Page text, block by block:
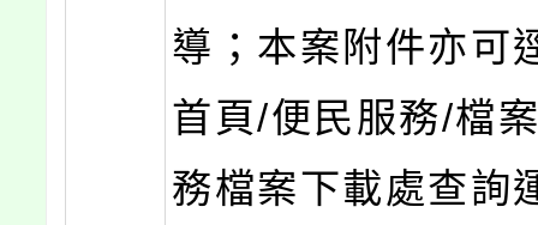
導；本案附件亦可
首頁/便民服務/檔
務檔案下載處查詢